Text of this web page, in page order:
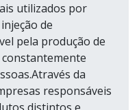
utilizados por
de
pela produção de
da
responsáveis